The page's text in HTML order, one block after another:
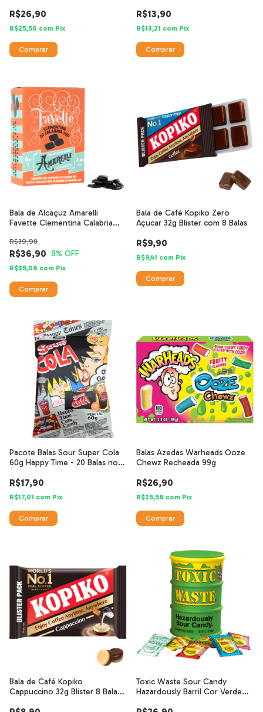
R$26,90
R$25,56 com Pix
R$13,90
R$13,21 com Pix
Bala de Alcaçuz Amarelli
Favette Clementina Calabria
R$36,90
R$39,90
8% OFF
R$35,06 com Pix
Bala de Café Kopiko Zero
Açucar 32g Blister com 8 Balas
R$9,90
R$9,41 com Pix
Pacote Balas Sour Super Cola
60g Happy Time - 20 Balas no
R$17,90
R$17,01 com Pix
Balas Azedas Warheads Ooze
Chewz Recheada 99g
R$26,90
R$25,56 com Pix
Bala de Café Kopiko
Cappuccino 32g Blister 8 Balas -
Toxic Waste Sour Candy
Hazardously Barril Cor Verde